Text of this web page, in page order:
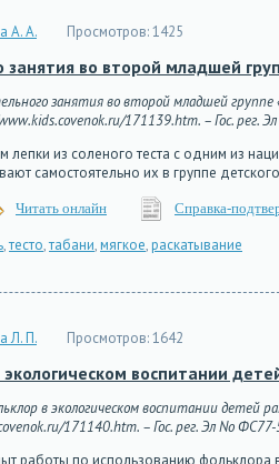
А. А. Просмотров:1425
занятия во второй младшей
занятия во второй младшей
171139.htm. – Гос. рег.
лепки из соленого теста с одним из
самостоятельно их в группе
Читать онлайн Справка-
,тесто,табани,мягкое,раскатывание
Л. П. Просмотров:1642
воспитании
в экологическом воспитании детей
171140.htm. – Гос. рег. Эл No
работы по использованию фольклора